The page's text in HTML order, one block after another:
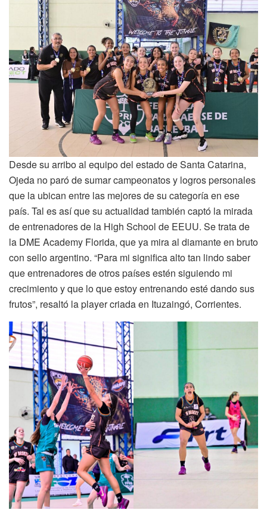
Desde su arribo al equipo del estado de Santa Catarina,
Ojeda no paró de sumar campeonatos y logros personales
que la ubican entre las mejores de su categoría en ese
país. Tal es así que su actualidad también captó la mirada
de entrenadores de la High School de EEUU. Se trata de
la DME Academy Florida, que ya mira al diamante en bruto
con sello argentino. “Para mi significa alto tan lindo saber
que entrenadores de otros países estén siguiendo mi
crecimiento y que lo que estoy entrenando esté dando sus
frutos”, resaltó la player criada en Ituzaingó, Corrientes.